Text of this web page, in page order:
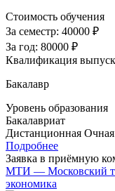
Стоимость обучения
За семестр: 40000 ₽
За год: 80000 ₽
Квалификация
Бакалавр
Уровень образования
Бакалавриат
Дистанционная Очная
Подробнее
Заявка в приёмную
МТИ — Московский
экономика